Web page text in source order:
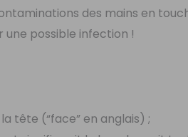
des mains en
possible infection !
tête (“face” en anglais) ;